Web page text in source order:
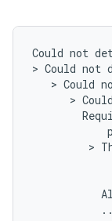
Could not
> Could not
> Could
>
>